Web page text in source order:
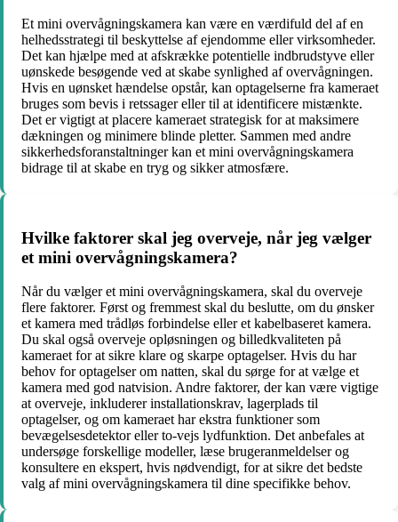
Et mini overvågningskamera kan være en værdifuld del af en
helhedsstrategi til beskyttelse af ejendomme eller virksomheder.
Det kan hjælpe med at afskrække potentielle indbrudstyve eller
uønskede besøgende ved at skabe synlighed af overvågningen.
Hvis en uønsket hændelse opstår, kan optagelserne fra kameraet
bruges som bevis i retssager eller til at identificere mistænkte.
Det er vigtigt at placere kameraet strategisk for at maksimere
dækningen og minimere blinde pletter. Sammen med andre
sikkerhedsforanstaltninger kan et mini overvågningskamera
bidrage til at skabe en tryg og sikker atmosfære.
Hvilke faktorer skal jeg overveje, når jeg vælger
et mini overvågningskamera?
Når du vælger et mini overvågningskamera, skal du overveje
flere faktorer. Først og fremmest skal du beslutte, om du ønsker
et kamera med trådløs forbindelse eller et kabelbaseret kamera.
Du skal også overveje opløsningen og billedkvaliteten på
kameraet for at sikre klare og skarpe optagelser. Hvis du har
behov for optagelser om natten, skal du sørge for at vælge et
kamera med god natvision. Andre faktorer, der kan være vigtige
at overveje, inkluderer installationskrav, lagerplads til
optagelser, og om kameraet har ekstra funktioner som
bevægelsesdetektor eller to-vejs lydfunktion. Det anbefales at
undersøge forskellige modeller, læse brugeranmeldelser og
konsultere en ekspert, hvis nødvendigt, for at sikre det bedste
valg af mini overvågningskamera til dine specifikke behov.